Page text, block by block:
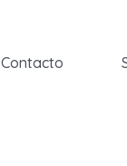
Contacto